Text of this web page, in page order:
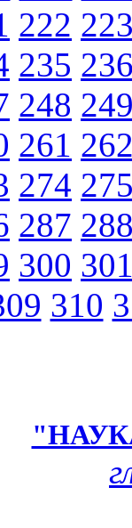
222
235
248
261
274
287
300
310